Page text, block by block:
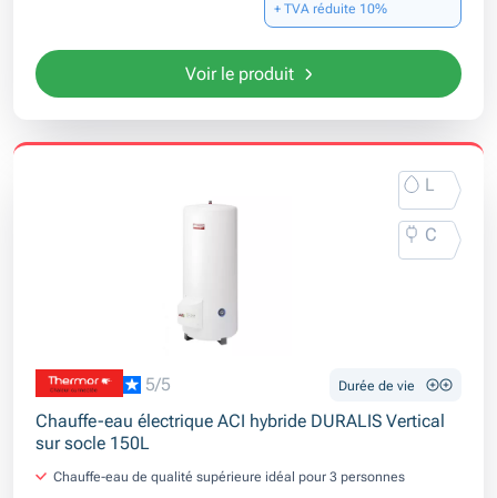
+ TVA réduite 10%
Voir le produit
L
C
5/5 Durée de vie
Chauffe-eau électrique ACI hybride DURALIS Vertical
sur socle 150L
Chauffe-eau de qualité supérieure idéal pour 3 personnes